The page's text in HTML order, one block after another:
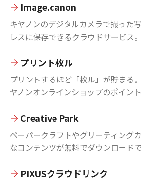
Image.canon
キヤノンのデジタルカメラで撮った
レスに保存できるクラウドサービス。
プリント枚ル
プリントするほど「枚ル」が貯まる
ヤノンオンラインショップのポイント
Creative Park
ペーパークラフトやグリーティング
なコンテンツが無料でダウンロードで
PIXUSクラウドリンク